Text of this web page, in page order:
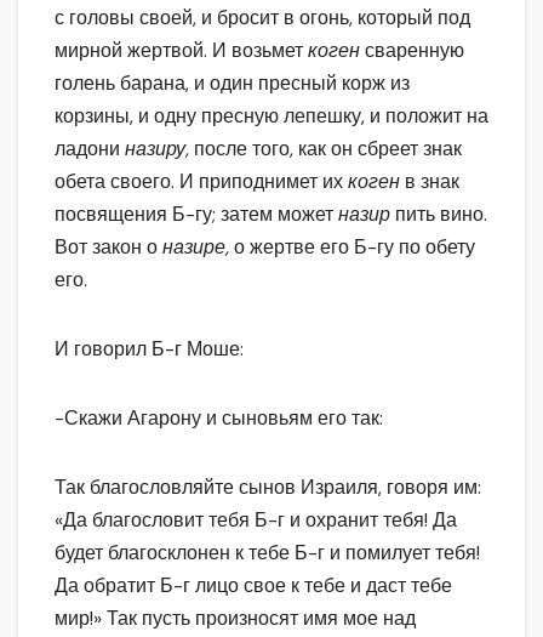
с головы своей, и бросит в огонь, который под
мирной жертвой. И возьметкогенсваренную
голень барана, и один пресный корж из
корзины, и одну пресную лепешку, и положит на
ладони назиру, после того, как он сбреет знак
обета своего. И приподнимет ихкоген в знак
посвящения Б-гу; затем можетназир пить вино.
Вот закон оназире,о жертве его Б-гу по обету
его.
И говорил Б-г Моше:
-Скажи Агарону и сыновьям его так:
Так благословляйте сынов Израиля, говоря им:
«Да благословит тебя Б-г и охранит тебя! Да
будет благосклонен к тебе Б-г и помилует тебя!
Да обратит Б-г лицо свое к тебе и даст тебе
мир!» Так пусть произносят имя мое над